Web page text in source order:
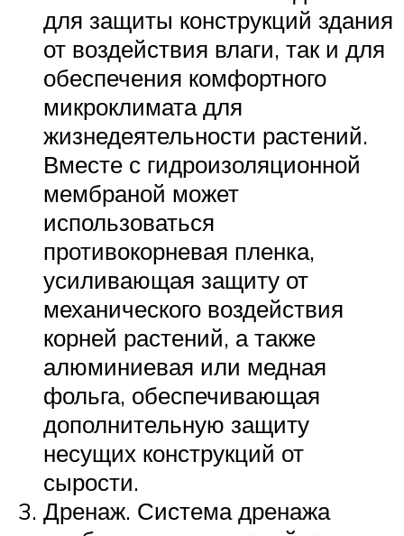
для защиты конструкций здания
от воздействия влаги, так и для
обеспечения комфортного
микроклимата для
жизнедеятельности растений.
Вместе с гидроизоляционной
мембраной может
использоваться
противокорневая пленка,
усиливающая защиту от
механического воздействия
корней растений, а также
алюминиевая или медная
фольга, обеспечивающая
дополнительную защиту
несущих конструкций от
сырости.
Дренаж. Система дренажа